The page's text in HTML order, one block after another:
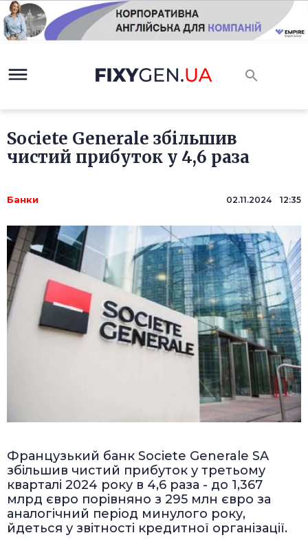
Societe Generale збільшив
чистий прибуток у 4,6 раза
Банки 02.11.2024 12:35
Французький банк Societe Generale SA
збільшив чистий прибуток у третьому
кварталі 2024 року в 4,6 раза - до 1,367
млрд євро порівняно з 295 млн євро за
аналогічний період минулого року,
йдеться у звітності кредитної організації.